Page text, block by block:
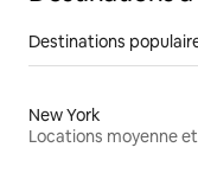
Destinations
New York